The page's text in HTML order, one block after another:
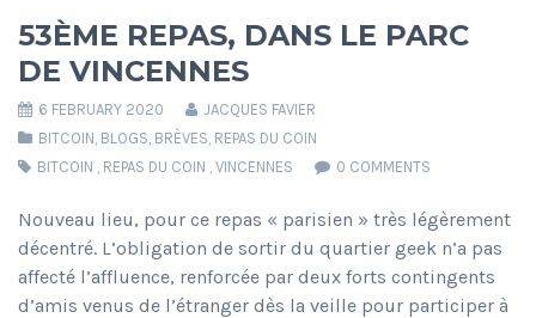
53ÈME REPAS, DANS LE PARC
DE VINCENNES
6 FEBRUARY 2020
JACQUES FAVIER
BITCOIN, BLOGS, BRÈVES, REPAS DU COIN
BITCOIN , REPAS DU COIN , VINCENNES 0 COMMENTS
Nouveau lieu, pour ce repas « parisien » très légèrement
décentré. L’obligation de sortir du quartier geek n’a pas
affecté l’affluence, renforcée par deux forts contingents
d’amis venus de l’étranger dès la veille pour participer à